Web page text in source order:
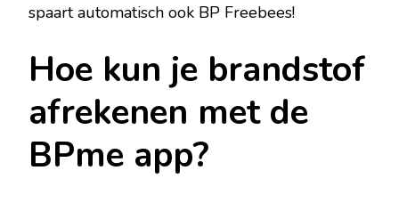
spaart automatisch ook BP Freebees!
Hoe kun je brandstof
afrekenen met de
BPme app?